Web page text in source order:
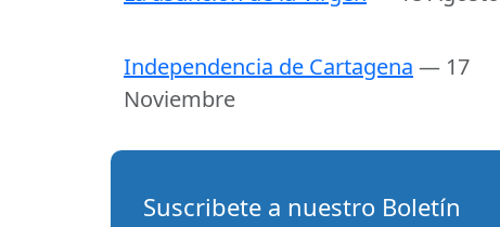
Independencia de Cartagena — 17
Noviembre
Suscribete a nuestro Boletín